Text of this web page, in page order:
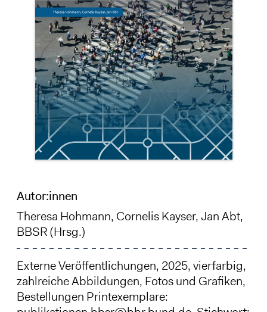
Autor:innen
Theresa Hohmann, Cornelis Kayser, Jan Abt,
BBSR (Hrsg.)
Externe Veröffentlichungen, 2025, vierfarbig,
zahlreiche Abbildungen, Fotos und Grafiken,
Bestellungen Printexemplare: